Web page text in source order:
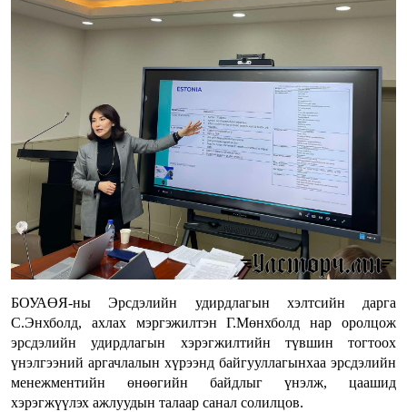
БОУАӨЯ-ны Эрсдэлийн удирдлагын хэлтсийн дарга
С.Энхболд, ахлах мэргэжилтэн Г.Мөнхболд нар оролцож
эрсдэлийн удирдлагын хэрэгжилтийн түвшин тогтоох
үнэлгээний аргачлалын хүрээнд байгууллагынхаа эрсдэлийн
менежментийн өнөөгийн байдлыг үнэлж, цаашид
хэрэгжүүлэх ажлуудын талаар санал солилцов.